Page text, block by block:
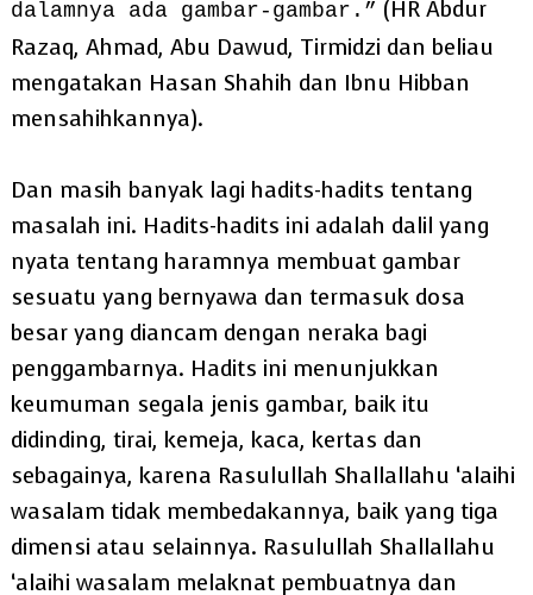
dalamnya ada gambar-gambar.” (HR Abdur
Razaq, Ahmad, Abu Dawud, Tirmidzi dan beliau
mengatakan Hasan Shahih dan Ibnu Hibban
mensahihkannya).
Dan masih banyak lagi hadits-hadits tentang
masalah ini. Hadits-hadits ini adalah dalil yang
nyata tentang haramnya membuat gambar
sesuatu yang bernyawa dan termasuk dosa
besar yang diancam dengan neraka bagi
penggambarnya. Hadits ini menunjukkan
keumuman segala jenis gambar, baik itu
didinding, tirai, kemeja, kaca, kertas dan
sebagainya, karena Rasulullah Shallallahu ‘alaihi
wasalam tidak membedakannya, baik yang tiga
dimensi atau selainnya. Rasulullah Shallallahu
‘alaihi wasalam melaknat pembuatnya dan